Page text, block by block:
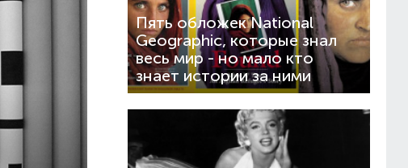
Пять обложек National
Geographic, которые знал
весь мир - но мало кто
знает истории за ними